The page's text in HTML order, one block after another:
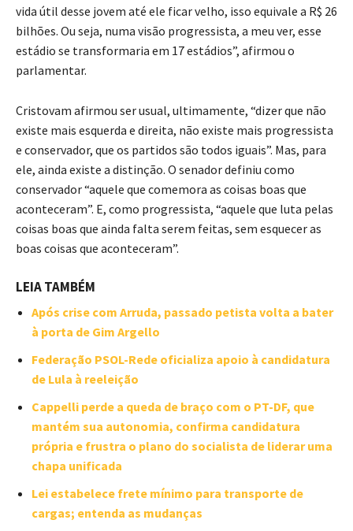
vida útil desse jovem até ele ficar velho, isso equivale a R$ 26
bilhões. Ou seja, numa visão progressista, a meu ver, esse
estádio se transformaria em 17 estádios”, afirmou o
parlamentar.
Cristovam afirmou ser usual, ultimamente, “dizer que não
existe mais esquerda e direita, não existe mais progressista
e conservador, que os partidos são todos iguais”. Mas, para
ele, ainda existe a distinção. O senador definiu como
conservador “aquele que comemora as coisas boas que
aconteceram”. E, como progressista, “aquele que luta pelas
coisas boas que ainda falta serem feitas, sem esquecer as
boas coisas que aconteceram”.
LEIA TAMBÉM
Após crise com Arruda, passado petista volta a bater
à porta de Gim Argello
Federação PSOL-Rede oficializa apoio à candidatura
de Lula à reeleição
Cappelli perde a queda de braço com o PT-DF, que
mantém sua autonomia, confirma candidatura
própria e frustra o plano do socialista de liderar uma
chapa unificada
Lei estabelece frete mínimo para transporte de
cargas; entenda as mudanças